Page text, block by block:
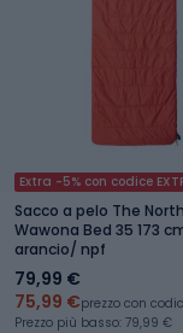
Extra -5% con codice
Sacco a pelo The
Wawona Bed 35 173
arancio/ npf
79,99 €
75,99 €prezzo con
Prezzo più basso: 79,99 €